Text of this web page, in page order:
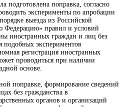
подготовлена поправка, согласно
эксперименты по апробации
выезда из Российской
Федерацию» правил и условий
иностранных граждан и лиц без
подобных экспериментов
регистрация иностранных
проводиться при наличии
основе.
поправке, формирование сведений
без гражданства в
органов и организаций